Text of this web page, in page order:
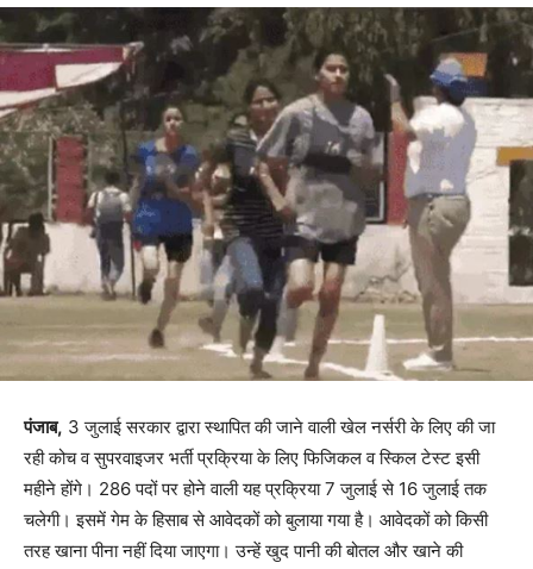
पंजाब, 3 जुलाई सरकार द्वारा स्थापित की जाने वाली खेल नर्सरी के लिए की जा
रही कोच व सुपरवाइजर भर्ती प्रक्रिया के लिए फिजिकल व स्किल टेस्ट इसी
महीने होंगे। 286 पदों पर होने वाली यह प्रक्रिया 7 जुलाई से 16 जुलाई तक
चलेगी। इसमें गेम के हिसाब से आवेदकों को बुलाया गया है। आवेदकों को किसी
तरह खाना पीना नहीं दिया जाएगा। उन्हें खुद पानी की बोतल और खाने की